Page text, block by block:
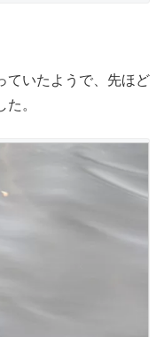
ていたようで、先ほど
。